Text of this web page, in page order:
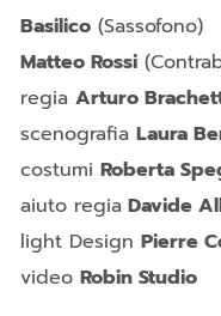
Basilico (Sassofono)
Matteo Rossi
regiaArturo
scenografiaLaura
costumiRoberta
aiuto regia Davide
light DesignPierre
videoRobin Studio